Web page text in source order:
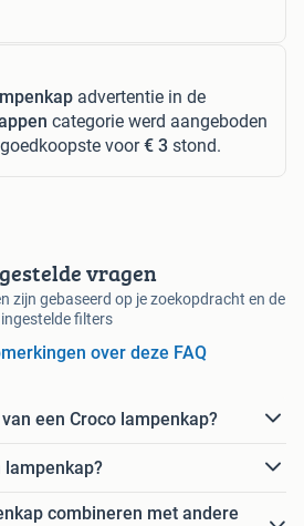
advertentie in de
categorie werd aangeboden
voor€ 3 stond.
vragen
zijn gebaseerd op je zoekopdracht en de
ingestelde filters
over deze FAQ
een Croco lampenkap?
lampenkap?
combineren met andere